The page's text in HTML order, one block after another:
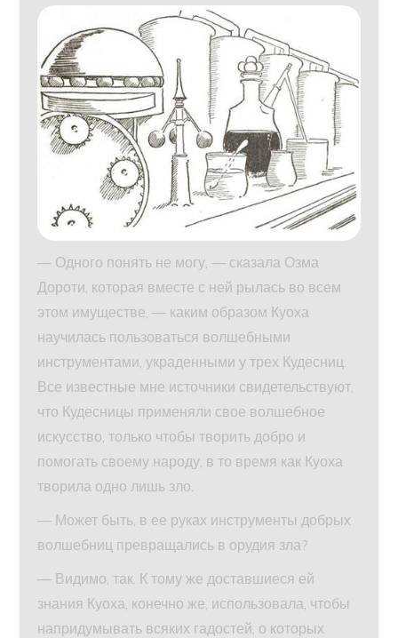
— Одного понять не могу, — сказала Озма
Дороти, которая вместе с ней рылась во всем
этом имуществе, — каким образом Куоха
научилась пользоваться волшебными
инструментами, украденными у трех Кудесниц.
Все известные мне источники свидетельствуют,
что Кудесницы применяли свое волшебное
искусство, только чтобы творить добро и
помогать своему народу, в то время как Куоха
творила одно лишь зло.
— Может быть, в ее руках инструменты добрых
волшебниц превращались в орудия зла?
— Видимо, так. К тому же доставшиеся ей
знания Куоха, конечно же, использовала, чтобы
напридумывать всяких гадостей, о которых